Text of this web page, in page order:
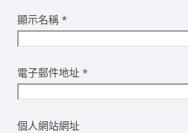
顯示名稱 *
電子郵件地址 *
個人網站網址